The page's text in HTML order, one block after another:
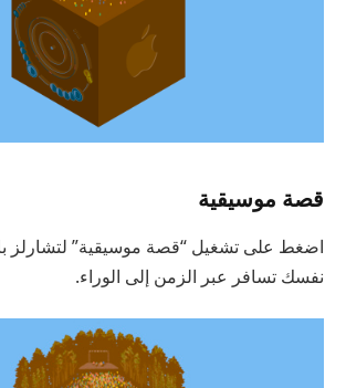
قصة موسيقية
اضغط على تشغيل “قصة موسيقية” لتشارلز
نفسك تسافر عبر الزمن إلى الوراء.